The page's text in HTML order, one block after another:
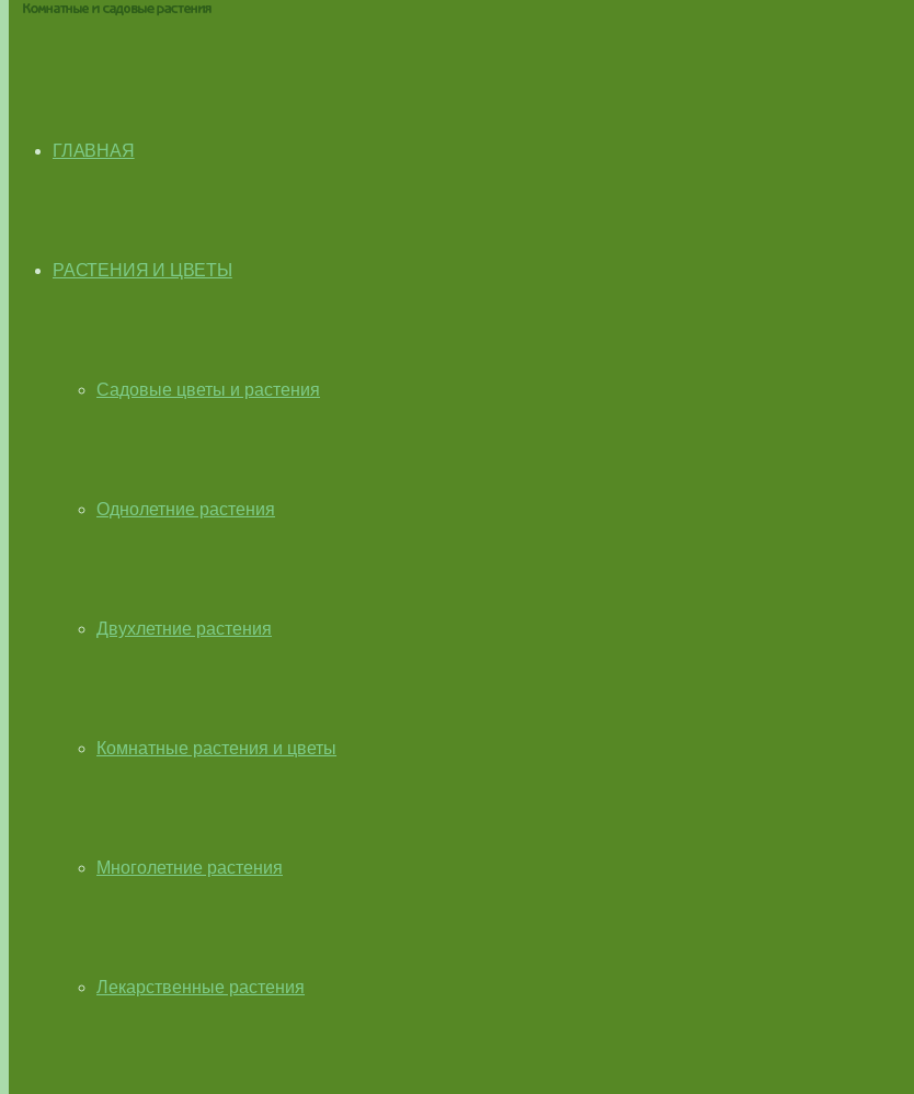
ГЛАВНАЯ
РАСТЕНИЯ И ЦВЕТЫ
Садовые цветы и растения
Однолетние растения
Двухлетние растения
Комнатные растения и цветы
Многолетние растения
Лекарственные растения